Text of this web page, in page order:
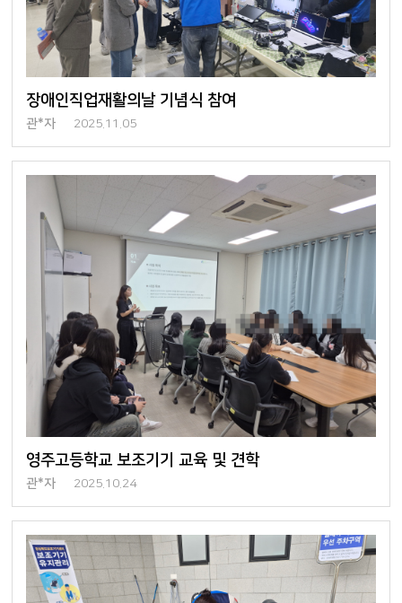
장애인직업재활의날 기념식 참여
관*자 2025.11.05
영주고등학교 보조기기 교육 및 견학
관*자 2025.10.24